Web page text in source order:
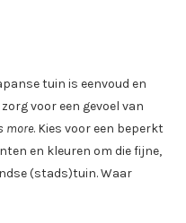
tuin is eenvoud en
voor een gevoel van
more. Kies voor een beperkt
en kleuren om die fijne,
(stads)tuin. Waar